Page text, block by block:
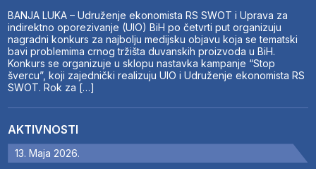
BANJA LUKA – Udruženje ekonomista RS SWOT i Uprava za
indirektno oporezivanje (UIO) BiH po četvrti put organizuju
nagradni konkurs za najbolju medijsku objavu koja se tematski
bavi problemima crnog tržišta duvanskih proizvoda u BiH.
Konkurs se organizuje u sklopu nastavka kampanje “Stop
švercu”, koji zajednički realizuju UIO i Udruženje ekonomista RS
SWOT. Rok za […]
AKTIVNOSTI
13. Maja 2026.